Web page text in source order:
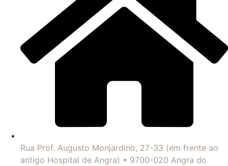
Rua Prof. Augusto Monjardino, 27-33 (em frente ao
antigo Hospital de Angra) • 9700-020 Angra do